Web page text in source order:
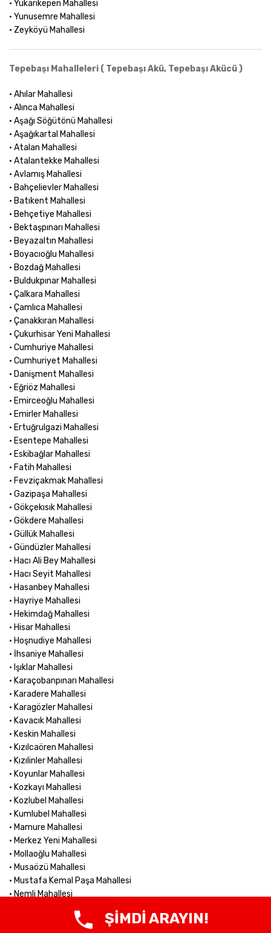
• Yukarıkepen Mahallesi
• Yunusemre Mahallesi
• Zeyköyü Mahallesi
Tepebaşı Mahalleleri ( Tepebaşı Akü, Tepebaşı Akücü )
• Ahılar Mahallesi
• Alınca Mahallesi
• Aşağı Söğütönü Mahallesi
• Aşağıkartal Mahallesi
• Atalan Mahallesi
• Atalantekke Mahallesi
• Avlamış Mahallesi
• Bahçelievler Mahallesi
• Batıkent Mahallesi
• Behçetiye Mahallesi
• Bektaşpınarı Mahallesi
• Beyazaltın Mahallesi
• Boyacıoğlu Mahallesi
• Bozdağ Mahallesi
• Buldukpınar Mahallesi
• Çalkara Mahallesi
• Çamlıca Mahallesi
• Çanakkıran Mahallesi
• Çukurhisar Yeni Mahallesi
• Cumhuriye Mahallesi
• Cumhuriyet Mahallesi
• Danişment Mahallesi
• Eğriöz Mahallesi
• Emirceoğlu Mahallesi
• Emirler Mahallesi
• Ertuğrulgazi Mahallesi
• Esentepe Mahallesi
• Eskibağlar Mahallesi
• Fatih Mahallesi
• Fevziçakmak Mahallesi
• Gazipaşa Mahallesi
• Gökçekısık Mahallesi
• Gökdere Mahallesi
• Güllük Mahallesi
• Gündüzler Mahallesi
• Hacı Ali Bey Mahallesi
• Hacı Seyit Mahallesi
• Hasanbey Mahallesi
• Hayriye Mahallesi
• Hekimdağ Mahallesi
• Hisar Mahallesi
• Hoşnudiye Mahallesi
• İhsaniye Mahallesi
• Işıklar Mahallesi
• Karaçobanpınarı Mahallesi
• Karadere Mahallesi
• Karagözler Mahallesi
• Kavacık Mahallesi
• Keskin Mahallesi
• Kızılcaören Mahallesi
• Kızılinler Mahallesi
• Koyunlar Mahallesi
• Kozkayı Mahallesi
• Kozlubel Mahallesi
• Kumlubel Mahallesi
• Mamure Mahallesi
• Merkez Yeni Mahallesi
• Mollaoğlu Mahallesi
• Musaözü Mahallesi
• Mustafa Kemal Paşa Mahallesi
• Nemli Mahallesi
ŞİMDİ ARAYIN!